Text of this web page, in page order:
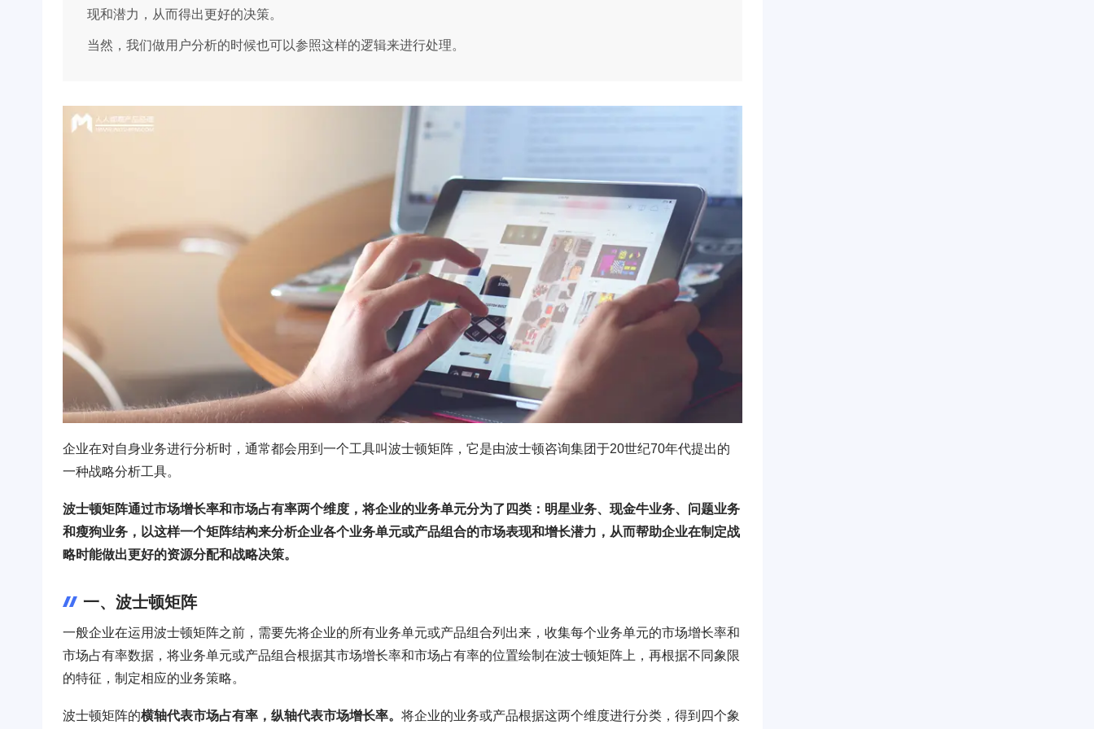
现和潜力，从而得出更好的决策。
当然，我们做用户分析的时候也可以参照这样的逻辑来进行处理。
企业在对自身业务进行分析时，通常都会用到一个工具叫波士顿矩阵，它是由波士顿咨询集团于20世纪70年代提出的
一种战略分析工具。
波士顿矩阵通过市场增长率和市场占有率两个维度，将企业的业务单元分为了四类：明星业务、现金牛业务、问题业务
和瘦狗业务，以这样一个矩阵结构来分析企业各个业务单元或产品组合的市场表现和增长潜力，从而帮助企业在制定战
略时能做出更好的资源分配和战略决策。
一、波士顿矩阵
一般企业在运用波士顿矩阵之前，需要先将企业的所有业务单元或产品组合列出来，收集每个业务单元的市场增长率和
市场占有率数据，将业务单元或产品组合根据其市场增长率和市场占有率的位置绘制在波士顿矩阵上，再根据不同象限
的特征，制定相应的业务策略。
波士顿矩阵的横轴代表市场占有率，纵轴代表市场增长率。 将企业的业务或产品根据这两个维度进行分类，得到四个象